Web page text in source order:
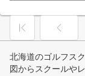
北海道のゴルフス
図からスクールや